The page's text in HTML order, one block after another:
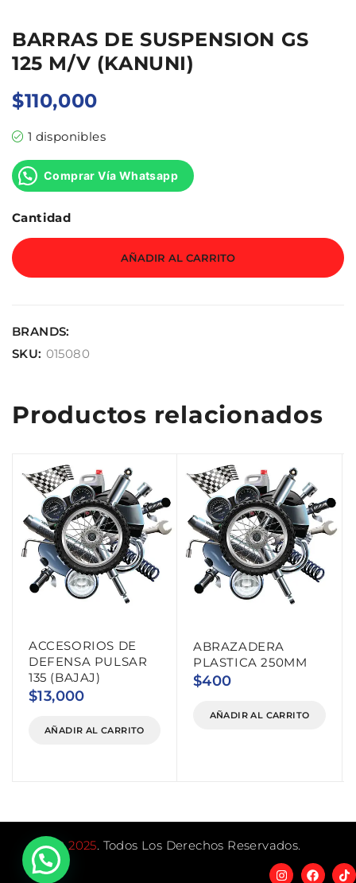
BARRAS DE SUSPENSION GS
125 M/V (KANUNI)
$110,000
1 disponibles
Comprar Vía Whatsapp
Cantidad
AÑADIR AL CARRITO
BRANDS:
SKU: 015080
Productos relacionados
ACCESORIOS DE
DEFENSA PULSAR
135 (BAJAJ)
$13,000
AÑADIR AL CARRITO
ABRAZADERA
PLASTICA 250MM
$400
AÑADIR AL CARRITO
©2025. Todos Los Derechos Reservados.